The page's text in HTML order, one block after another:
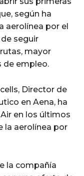
según ha
aerolínea por el
seguir
mayor
de empleo.
Director de
en Aena, ha
en los últimos
la aerolínea por
la compañía